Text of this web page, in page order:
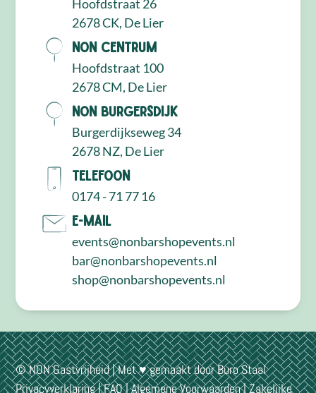
Hoofdstraat 26
2678 CK, De Lier
NON Centrum
Hoofdstraat 100
2678 CM, De Lier
NON Burgersdijk
Burgerdijkseweg 34
2678 NZ, De Lier
Telefoon
0174 - 71 77 16
E-mail
events@nonbarshopevents.nl
bar@nonbarshopevents.nl
shop@nonbarshopevents.nl
© NON Gastvrijheid | Met ♥ gemaakt doorBuro Staal
Privacyverklaring|FAQ|Algemene Voorwaarden|Zakelijke